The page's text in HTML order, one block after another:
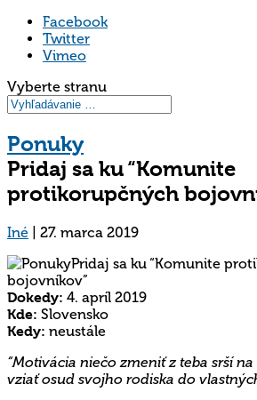
Facebook
Twitter
Vimeo
Vyberte stranu
Ponuky
Pridaj sa ku “Komunite
protikorupčných
Iné 27. marca 2019
Dokedy: 4. apríl 2019
Kde: Slovensko
Kedy: neustále
“Motivácia niečo zmeniť z teba srší
vziať osud svojho rodiska do